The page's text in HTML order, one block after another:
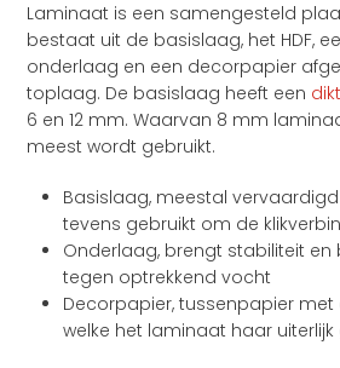
Laminaat is een samengesteld
bestaat uit de basislaag, het HDF,
onderlaag en een decorpapier
toplaag. De basislaag heeft een
6 en 12 mm. Waarvan 8 mm
meest wordt gebruikt.
Basislaag, meestal vervaardigd
tevens gebruikt om de
Onderlaag, brengt stabiliteit
tegen optrekkend vocht
Decorpapier, tussenpapier met
welke het laminaat haar uiterlijk